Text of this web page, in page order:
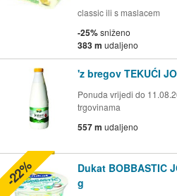
classic ili s maslacem
-25%sniženo
383 m udaljeno
'z bregov TEKUĆI
Ponuda vrijedi do
trgovinama
557 m udaljeno
Dukat BOBBASTIC
g
-22%